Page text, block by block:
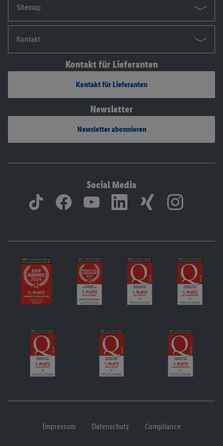
Sitemap
Kontakt
Kontakt für Lieferanten
Kontakt für Lieferanten
Newsletter
Newsletter abonnieren
Social Media
Impressum Datenschutz Compliance